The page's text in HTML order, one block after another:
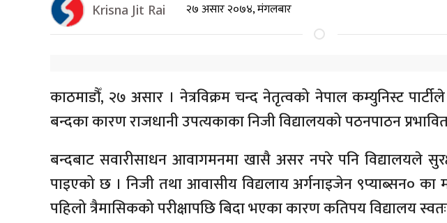
Krisna Jit Rai २७ असार २०७४, मंगलबार
काठमाडौँ, २७ असार । नेत्रविक्रम चन्द नेतृत्वको नेपाल कम्युनिस्ट
बन्दका कारण राजधानी उपत्यकाका निजी विद्यालयको पठनपाठन
बन्दबाट सवारीसाधन आवागमनमा खासै असर नपरे पनि विद्यालयले
पाइएको छ । निजी तथा आवासीय विद्यलाय अर्गनाइजेन ९प्याब्सन० का
पहिलो त्रैमासिकको परीक्षापछि बिदा भएका कारण कतिपय विद्यालय